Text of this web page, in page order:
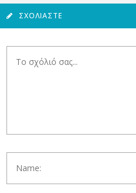
ΣΧΟΛΙΆΣΤΕ